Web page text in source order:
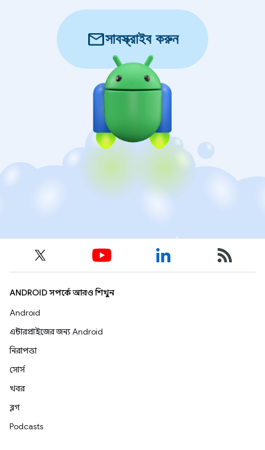
mailসাবস্ক্রাইব করুন
ANDROID সম্পর্কে আরও শিখুন
Android
এন্টারপ্রাইজের জন্য Android
নিরাপত্তা
সোর্স
খবর
ব্লগ
Podcasts